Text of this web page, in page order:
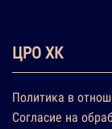
ЦРО ХК
Политика в
Согласие на